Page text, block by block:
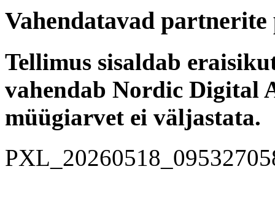
Vahendatavad
Tellimus sisaldab
vahendab Nordic Digital
müügiarvet ei väljastata.